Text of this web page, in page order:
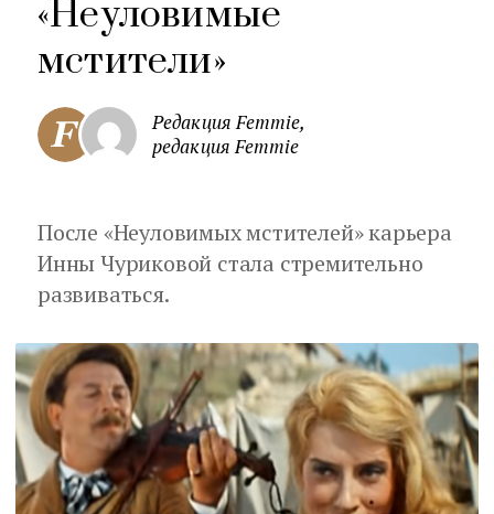
«Неуловимые
мстители»
Редакция Femmie,
редакция Femmie
После «Неуловимых мстителей» карьера
Инны Чуриковой стала стремительно
развиваться.